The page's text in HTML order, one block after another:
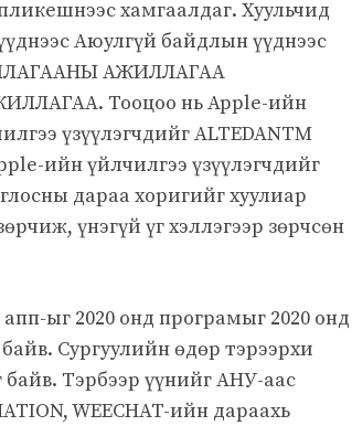
хамгаалдаг. Хуульчид
Аюулгүй байдлын үүднээс
АЖИЛЛАГАА
Тооцоо нь Apple-ийн
үзүүлэгчдийг ALTEDANTM
ийн үйлчилгээ үзүүлэгчдийг
дараа хоригийг хуулиар
үнэгүй үг хэллэгээр зөрчсөн
ыг 2020 онд програмыг 2020 онд
Сургуулийн өдөр тэрээрхи
байв. Тэрбээр үүнийг АНУ-аас
WEECHAT-ийн дараахь